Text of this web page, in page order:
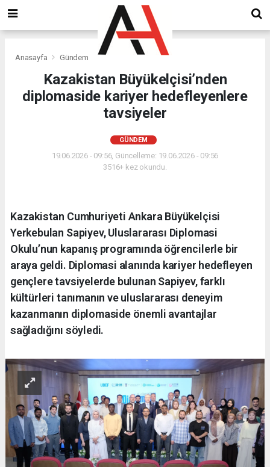
Anasayfa Gündem
Kazakistan Büyükelçisi’nden
diplomaside kariyer hedefleyenlere
tavsiyeler
GÜNDEM
19.06.2026 - 09:56, Güncelleme: 19.06.2026 - 09:56
3516+ kez okundu.
Kazakistan Cumhuriyeti Ankara Büyükelçisi
Yerkebulan Sapiyev, Uluslararası Diplomasi
Okulu’nun kapanış programında öğrencilerle bir
araya geldi. Diplomasi alanında kariyer hedefleyen
gençlere tavsiyelerde bulunan Sapiyev, farklı
kültürleri tanımanın ve uluslararası deneyim
kazanmanın diplomaside önemli avantajlar
sağladığını söyledi.